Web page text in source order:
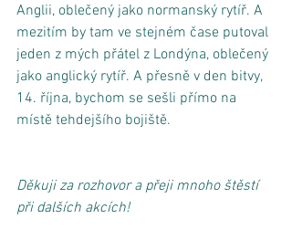
Anglii, oblečený jako normanský rytíř. A
mezitím by tam ve stejném čase putoval
jeden z mých přátel z Londýna, oblečený
jako anglický rytíř. A přesně v den bitvy,
14. října, bychom se sešli přímo na
místě tehdejšího bojiště.
Děkuji za rozhovor a přeji mnoho štěstí
při dalších akcích!